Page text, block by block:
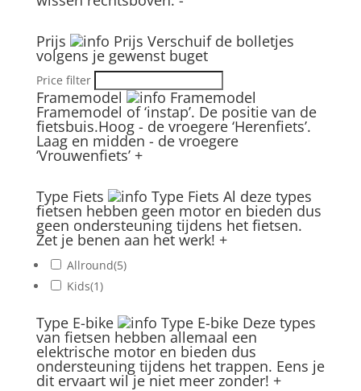
Prijs Prijs Verschuif de bolletjes
volgens je gewenst buget
Price filter
Framemodel Framemodel
Framemodel of ‘instap’. De positie van de
fietsbuis.Hoog - de vroegere ‘Herenfiets’.
Laag en midden - de vroegere
‘Vrouwenfiets’ +
Type Fiets Type Fiets Al deze types
fietsen hebben geen motor en bieden dus
geen ondersteuning tijdens het fietsen.
Zet je benen aan het werk! +
Allround(5)
Kids(1)
Type E-bike Type E-bike Deze types
van fietsen hebben allemaal een
elektrische motor en bieden dus
ondersteuning tijdens het trappen. Eens je
dit ervaart wil je niet meer zonder! +